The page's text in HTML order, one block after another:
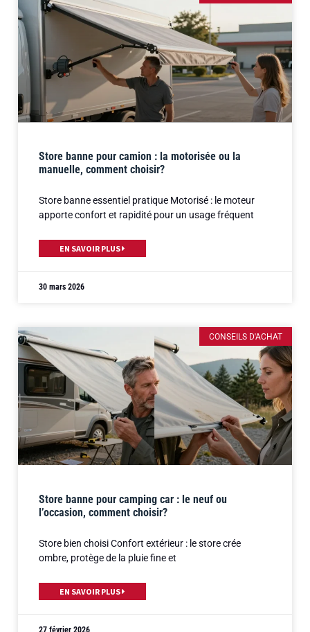
Store banne pour camion : la motorisée ou la
manuelle, comment choisir?
Store banne essentiel pratique Motorisé : le moteur
apporte confort et rapidité pour un usage fréquent
EN SAVOIR PLUS
30 mars 2026
CONSEILS D'ACHAT
Store banne pour camping car : le neuf ou
l’occasion, comment choisir?
Store bien choisi Confort extérieur : le store crée
ombre, protège de la pluie fine et
EN SAVOIR PLUS
27 février 2026